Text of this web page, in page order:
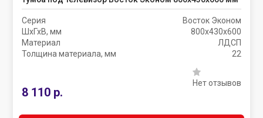
Серия
Восток Эконом
ШхГхВ, мм
800х430х600
Материал
ЛДСП
Толщина материала, мм
22
8 110 р.
Нет отзывов